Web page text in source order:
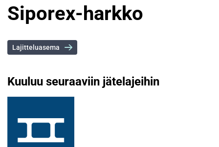
Siporex-harkko
Lajitteluasema
Kuuluu seuraaviin jätelajeihin